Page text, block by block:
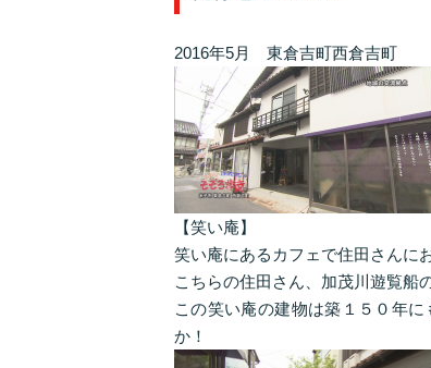
2016年5月 東倉吉町西倉吉町
【笑い庵】
笑い庵にあるカフェで住田さんに
こちらの住田さん、加茂川遊覧船
この笑い庵の建物は築１５０年
か！